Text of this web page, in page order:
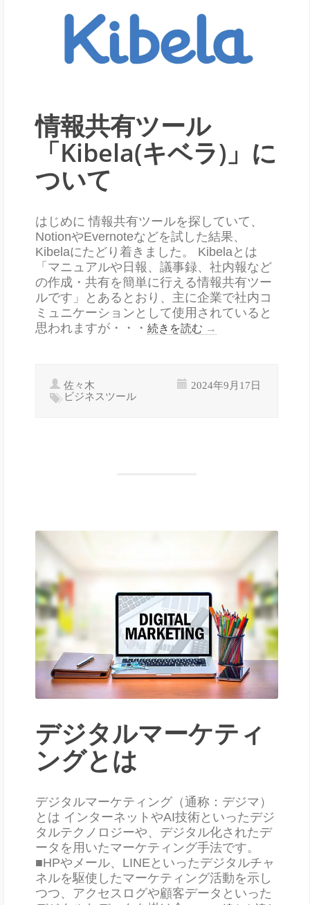
情報共有ツール
「Kibela(キベラ)」に
ついて
はじめに 情報共有ツールを探していて、
NotionやEvernoteなどを試した結果、
Kibelaにたどり着きました。 Kibelaとは
「マニュアルや日報、議事録、社内報など
の作成・共有を簡単に行える情報共有ツー
ルです」とあるとおり、主に企業で社内コ
ミュニケーションとして使用されていると
思われますが・・・ 続きを読む →
佐々木 2024年9月17日
ビジネスツール
デジタルマーケティ
ングとは
デジタルマーケティング（通称：デジマ）
とは インターネットやAI技術といったデジ
タルテクノロジーや、デジタル化されたデ
ータを用いたマーケティング手法です。
■HPやメール、LINEといったデジタルチャ
ネルを駆使したマーケティング活動を示し
つつ、アクセスログや顧客データといった